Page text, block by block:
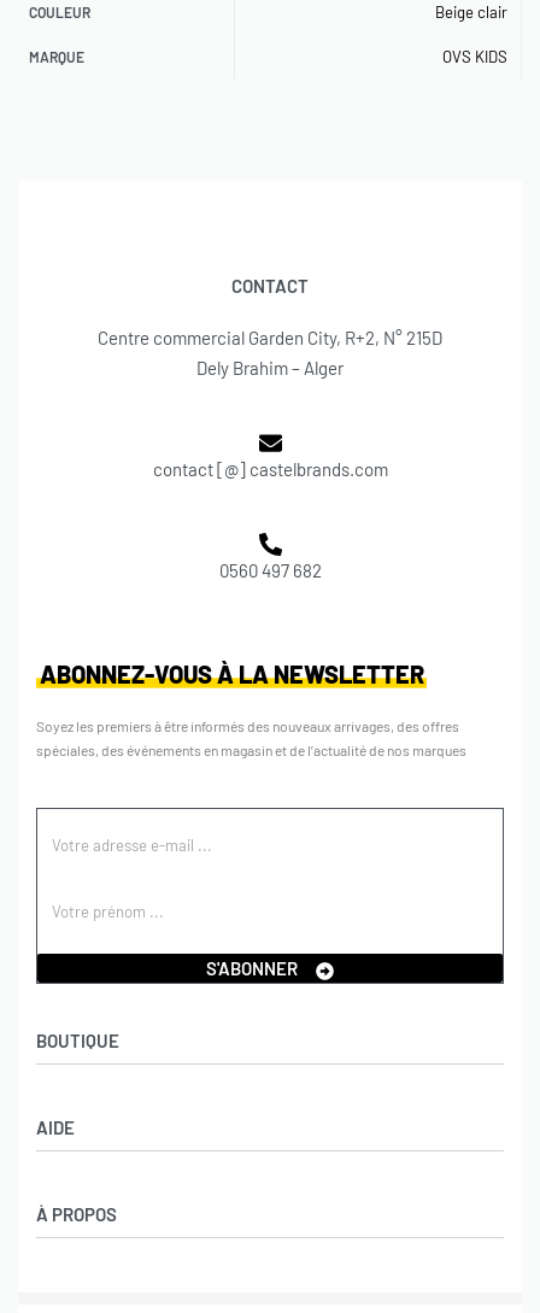
COULEUR Beige clair
MARQUE OVS KIDS
CONTACT
Centre commercial Garden City, R+2, N° 215D
Dely Brahim – Alger
contact [@] castelbrands.com
0560 497 682
BOUTIQUE
Garçons
AIDE
Retours et échanges
À PROPOS
ABONNEZ-VOUS À LA NEWSLETTER
Soyez les premiers à être informés des nouveaux arrivages, des offres
spéciales, des événements en magasin et de l’actualité de nos marques
S'ABONNER